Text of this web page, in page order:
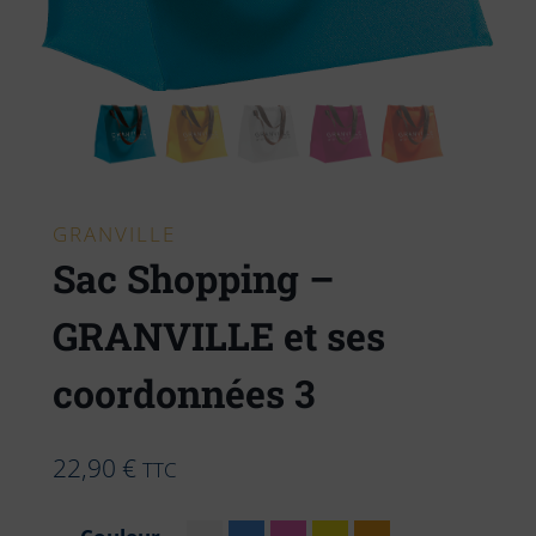
GRANVILLE
Sac Shopping –
GRANVILLE et ses
coordonnées 3
22,90 € TTC